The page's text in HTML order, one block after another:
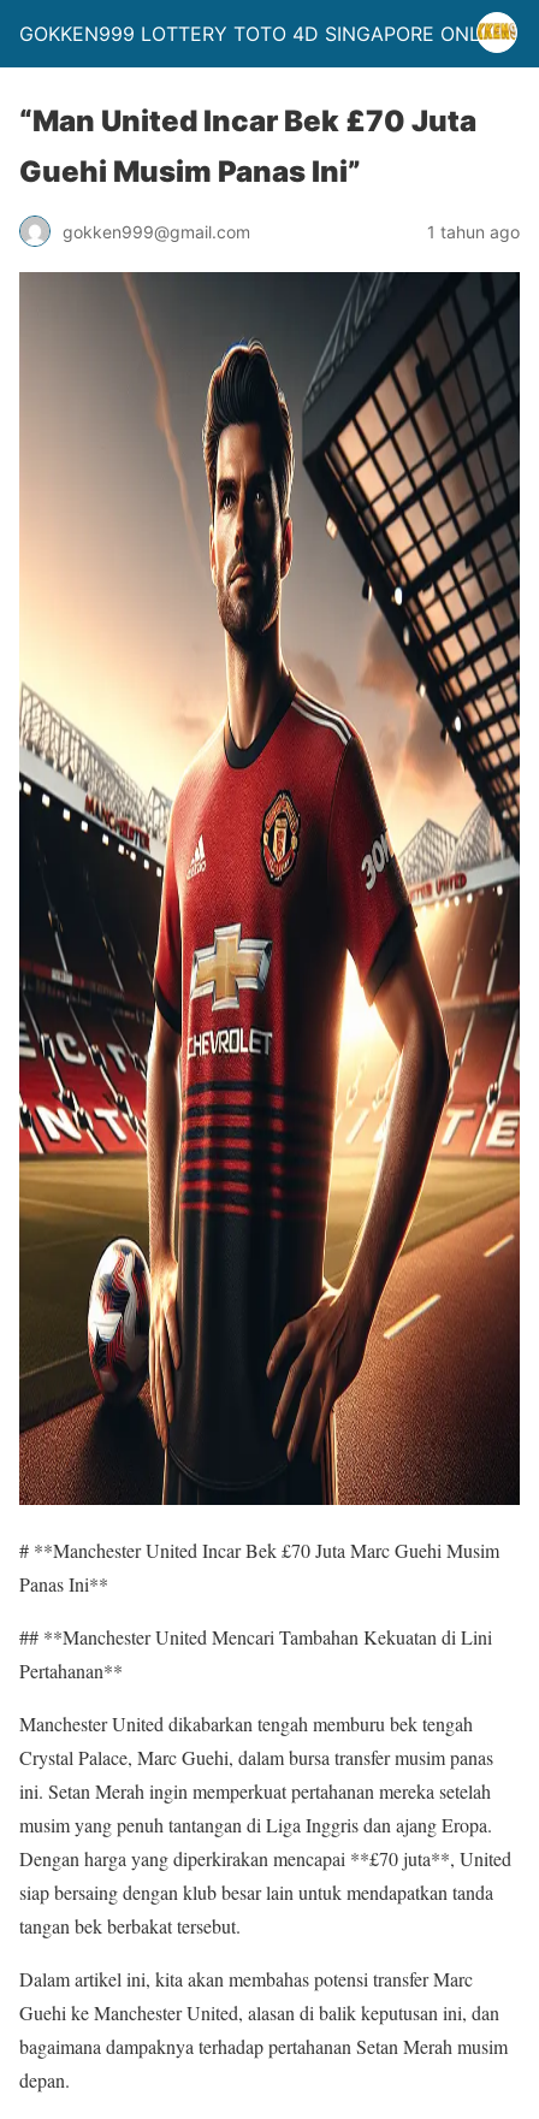
GOKKEN999 LOTTERY TOTO 4D SINGAPORE ONLINE
“Man United Incar Bek £70 Juta
Guehi Musim Panas Ini”
gokken999@gmail.com 1 tahun ago
# **Manchester United Incar Bek £70 Juta Marc Guehi Musim
Panas Ini**
## **Manchester United Mencari Tambahan Kekuatan di Lini
Pertahanan**
Manchester United dikabarkan tengah memburu bek tengah
Crystal Palace, Marc Guehi, dalam bursa transfer musim panas
ini. Setan Merah ingin memperkuat pertahanan mereka setelah
musim yang penuh tantangan di Liga Inggris dan ajang Eropa.
Dengan harga yang diperkirakan mencapai **£70 juta**, United
siap bersaing dengan klub besar lain untuk mendapatkan tanda
tangan bek berbakat tersebut.
Dalam artikel ini, kita akan membahas potensi transfer Marc
Guehi ke Manchester United, alasan di balik keputusan ini, dan
bagaimana dampaknya terhadap pertahanan Setan Merah musim
depan.